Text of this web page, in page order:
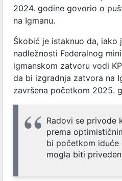
2024. godine govorio o
na Igmanu.
Škobić je istaknuo da, iako
nadležnosti Federalnog
igmanskom zatvoru vodi
da bi izgradnja zatvora na
završena početkom 2025.
Radovi se privode
prema
bi početkom iduće
mogla biti